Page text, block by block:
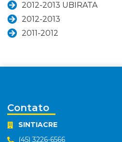
2012-2013 UBIRATA
2012-2013
2011-2012
Contato
SINTIACRE
(45) 3226-6566